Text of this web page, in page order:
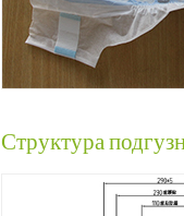
Структура